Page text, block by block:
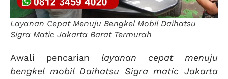
Layanan Cepat Menuju Bengkel Mobil Daihatsu
Sigra Matic Jakarta Barat Termurah
Awali pencarian layanan cepat menuju
bengkel mobil Daihatsu Sigra matic Jakarta